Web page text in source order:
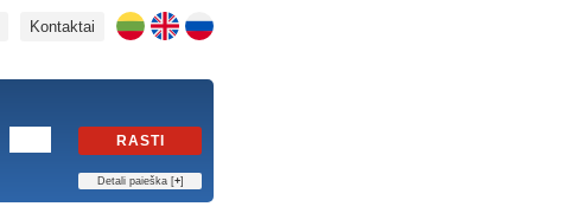
Kontaktai
RASTI
Detali paieška [+]